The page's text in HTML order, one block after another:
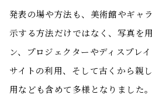
発表の場や方法も、美術館やギャ
示する方法だけではなく、写真を
ン、プロジェクターやディスプレ
サイトの利用、そして古くから親
用なども含めて多様となりました